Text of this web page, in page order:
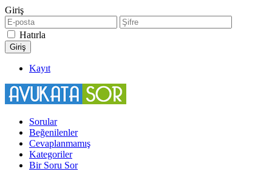
Giriş
Hatırla
Kayıt
Sorular
Beğenilenler
Cevaplanmamış
Kategoriler
Bir Soru Sor